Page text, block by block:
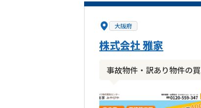
大阪府
株式会社 雅家
事故物件・訳あり物件の